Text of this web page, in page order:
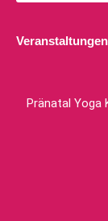
Veranstaltungen
Pränatal Yoga